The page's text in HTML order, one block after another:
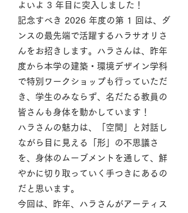
よいよ 3 年目に突入しました！
記念すべき 2026 年度の第 1 回は、ダ
ンスの最先端で活躍するハラサオリさ
んをお招きします。ハラさんは、昨年
度から本学の建築・環境デザイン学科
で特別ワークショップも行っていただ
き、学生のみならず、名だたる教員の
皆さんも身体を動かしています！
ハラさんの魅力は、「空間」と対話し
ながら目に見える「形」の不思議さ
を、身体のムーブメントを通して、鮮
やかに切り取っていく手つきにあるの
だと思います。
今回は、昨年、ハラさんがアーティス